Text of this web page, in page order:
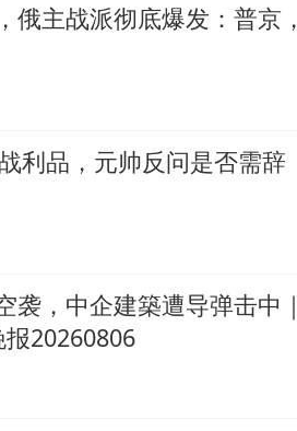
俄主战派彻底爆发：普京，
利品，元帅反问是否需辞
，中企建築遭导弹击中｜
20260806